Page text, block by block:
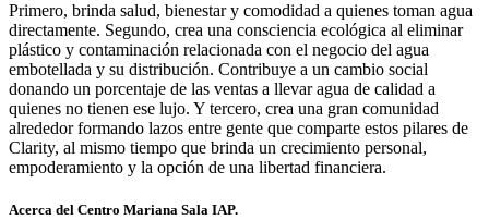
Primero, brinda salud, bienestar y comodidad a quienes toman agua
directamente. Segundo, crea una consciencia ecológica al eliminar
plástico y contaminación relacionada con el negocio del agua
embotellada y su distribución. Contribuye a un cambio social
donando un porcentaje de las ventas a llevar agua de calidad a
quienes no tienen ese lujo. Y tercero, crea una gran comunidad
alrededor formando lazos entre gente que comparte estos pilares de
Clarity, al mismo tiempo que brinda un crecimiento personal,
empoderamiento y la opción de una libertad financiera.
Acerca del Centro Mariana Sala IAP.